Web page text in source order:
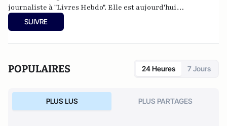
journaliste à "Livres Hebdo". Elle est aujourd'hui
responsable des rubriques société/idées d'Atlantico.fr.
SUIVRE
POPULAIRES 24 Heures 7 Jours
PLUS LUS PLUS PARTAGES